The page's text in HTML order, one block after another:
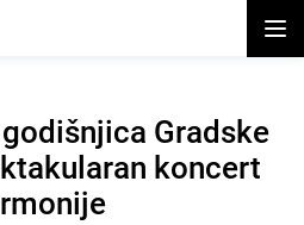
Gradske
koncert